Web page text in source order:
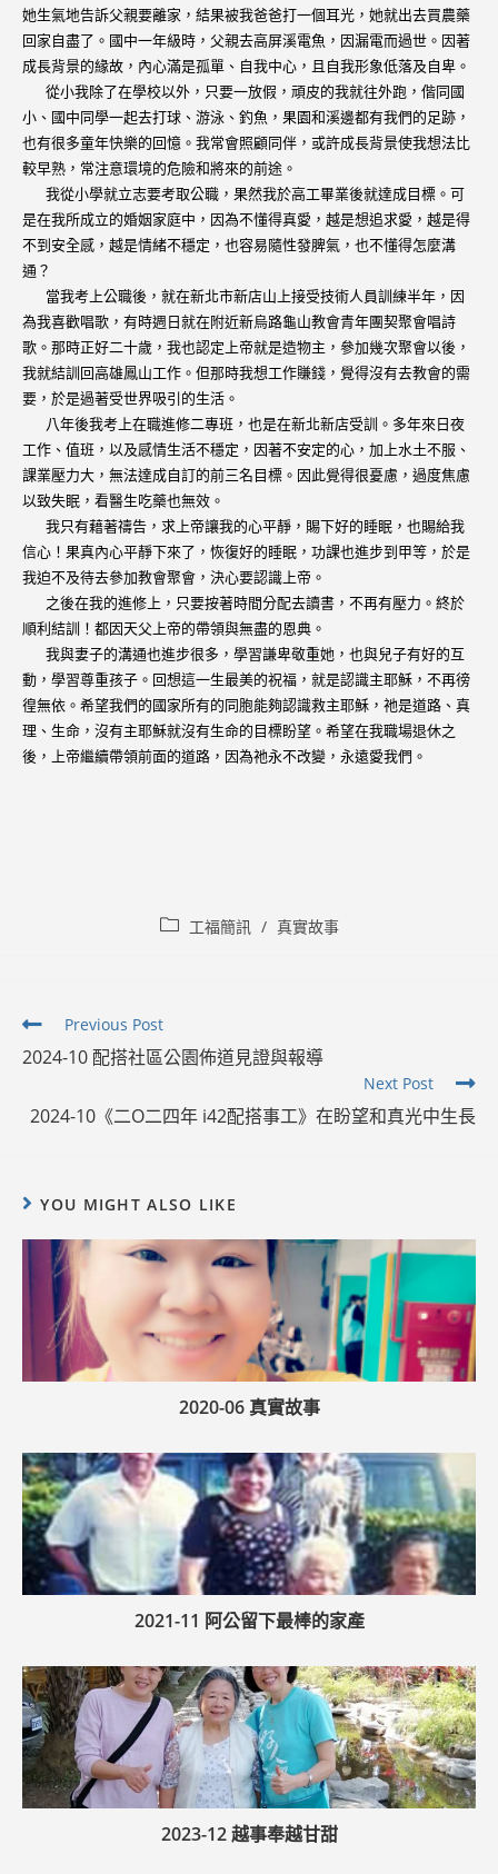
她生氣地告訴父親要離家，結果被我爸爸打一個耳光，她就出去買農藥
回家自盡了。國中一年級時，父親去高屏溪電魚，因漏電而過世。因著
成長背景的緣故，內心滿是孤單、自我中心，且自我形象低落及自卑。
從小我除了在學校以外，只要一放假，頑皮的我就往外跑，偕同國
小、國中同學一起去打球、游泳、釣魚，果園和溪邊都有我們的足跡，
也有很多童年快樂的回憶。我常會照顧同伴，或許成長背景使我想法比
較早熟，常注意環境的危險和將來的前途。
我從小學就立志要考取公職，果然我於高工畢業後就達成目標。可
是在我所成立的婚姻家庭中，因為不懂得真愛，越是想追求愛，越是得
不到安全感，越是情緒不穩定，也容易隨性發脾氣，也不懂得怎麼溝
通？
當我考上公職後，就在新北市新店山上接受技術人員訓練半年，因
為我喜歡唱歌，有時週日就在附近新烏路龜山教會青年團契聚會唱詩
歌。那時正好二十歲，我也認定上帝就是造物主，參加幾次聚會以後，
我就結訓回高雄鳳山工作。但那時我想工作賺錢，覺得沒有去教會的需
要，於是過著受世界吸引的生活。
八年後我考上在職進修二專班，也是在新北新店受訓。多年來日夜
工作、值班，以及感情生活不穩定，因著不安定的心，加上水土不服、
課業壓力大，無法達成自訂的前三名目標。因此覺得很憂慮，過度焦慮
以致失眠，看醫生吃藥也無效。
我只有藉著禱告，求上帝讓我的心平靜，賜下好的睡眠，也賜給我
信心！果真內心平靜下來了，恢復好的睡眠，功課也進步到甲等，於是
我迫不及待去參加教會聚會，決心要認識上帝。
之後在我的進修上，只要按著時間分配去讀書，不再有壓力。終於
順利結訓！都因天父上帝的帶領與無盡的恩典。
我與妻子的溝通也進步很多，學習謙卑敬重她，也與兒子有好的互
動，學習尊重孩子。回想這一生最美的祝福，就是認識主耶穌，不再徬
徨無依。希望我們的國家所有的同胞能夠認識救主耶穌，祂是道路、真
理、生命，沒有主耶穌就沒有生命的目標盼望。希望在我職場退休之
後，上帝繼續帶領前面的道路，因為祂永不改變，永遠愛我們。
Post 工福簡訊 / 真實故事
Read
articles
Previous Post
2024-10 配搭社區公園佈道見證與報導
Next Post
2024-10《二O二四年 i42配搭事工》在盼望和真光中生長
YOU MIGHT ALSO LIKE
2020-06 真實故事
2021-11 阿公留下最棒的家產
2023-12 越事奉越甘甜